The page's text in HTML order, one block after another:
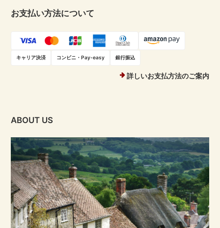
お支払い方法について
キャリア決済 コンビニ・Pay-easy 銀行振込
詳しいお支払方法のご案内
ABOUT US